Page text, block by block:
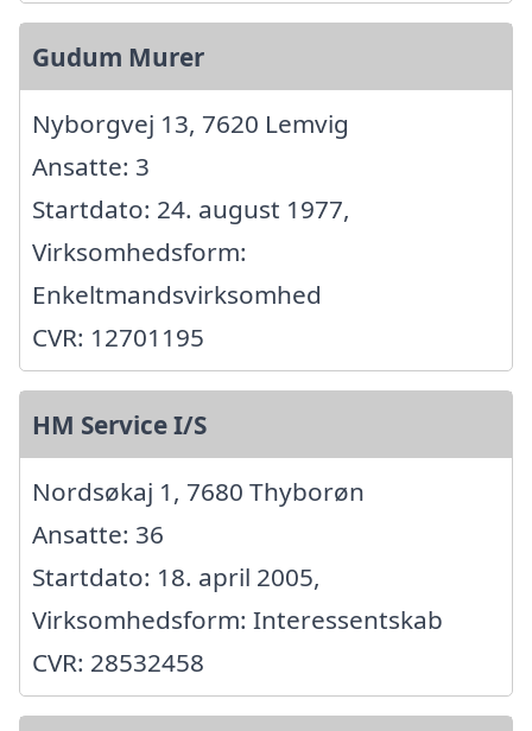
Gudum Murer
Nyborgvej 13, 7620 Lemvig
Ansatte: 3
Startdato: 24. august 1977,
Virksomhedsform:
Enkeltmandsvirksomhed
CVR: 12701195
HM Service I/S
Nordsøkaj 1, 7680 Thyborøn
Ansatte: 36
Startdato: 18. april 2005,
Virksomhedsform: Interessentskab
CVR: 28532458